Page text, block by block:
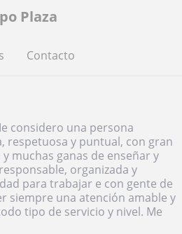
Plaza
Contacto
considero una persona
respetuosa y puntual, con gran
muchas ganas de enseñar y
organizada y
para trabajar e con gente de
siempre una atención amable y
tipo de servicio y nivel. Me